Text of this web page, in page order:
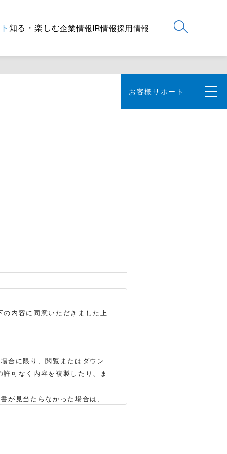
知る・楽しむ企業情報IR情報採用情報
お客様サポート
内容に同意いただきました上
合に限り、閲覧またはダウン
可なく内容を複製したり、ま
が見当たらなかった場合は、
めご了承ください。